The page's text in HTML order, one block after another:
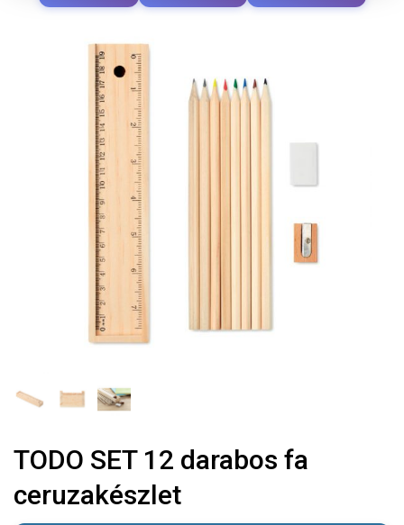
TODO SET 12 darabos fa
ceruzakészlet